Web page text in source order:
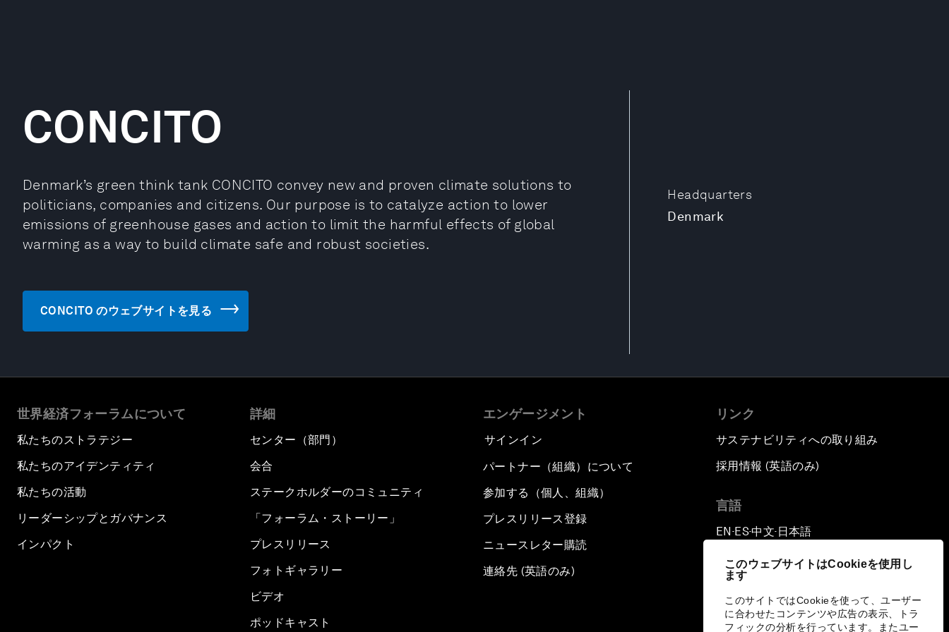
このウェブサイトはCookieを使用し
ます
このサイトではCookieを使って、ユーザー
に合わせたコンテンツや広告の表示、トラ
フィックの分析を行っています。またユー
Headquarters
Denmark
CONCITO
Denmark’s green think tank CONCITO convey new and proven climate solutions to
politicians, companies and citizens. Our purpose is to catalyze action to lower
emissions of greenhouse gases and action to limit the harmful effects of global
warming as a way to build climate safe and robust societies.
CONCITO のウェブサイトを見る
世界経済フォーラムについて
私たちのストラテジー
私たちのアイデンティティ
私たちの活動
リーダーシップとガバナンス
インパクト
詳細
センター（部門）
会合
ステークホルダーのコミュニティ
「フォーラム・ストーリー」
プレスリリース
フォトギャラリー
ビデオ
ポッドキャスト
エンゲージメント
サインイン
パートナー（組織）について
参加する（個人、組織）
プレスリリース登録
ニュースレター購読
連絡先 (英語のみ)
リンク
サステナビリティへの取り組み
採用情報 (英語のみ)
言語
EN ▪ES▪中文▪ 日本語